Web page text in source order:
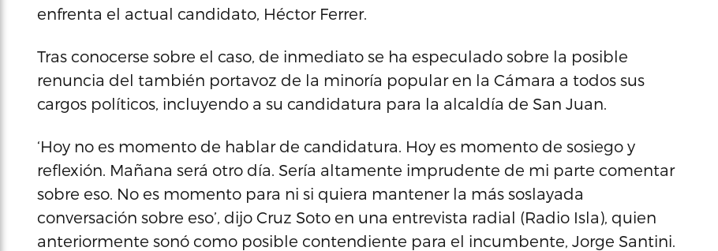
enfrenta el actual candidato, Héctor Ferrer.
Tras conocerse sobre el caso, de inmediato se ha especulado sobre la posible
renuncia del también portavoz de la minoría popular en la Cámara a todos sus
cargos políticos, incluyendo a su candidatura para la alcaldía de San Juan.
‘Hoy no es momento de hablar de candidatura. Hoy es momento de sosiego y
reflexión. Mañana será otro día. Sería altamente imprudente de mi parte comentar
sobre eso. No es momento para ni si quiera mantener la más soslayada
conversación sobre eso’, dijo Cruz Soto en una entrevista radial (Radio Isla), quien
anteriormente sonó como posible contendiente para el incumbente, Jorge Santini.